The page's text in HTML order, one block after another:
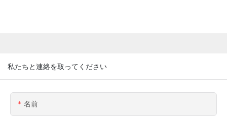
私たちと連絡を取ってください
名前